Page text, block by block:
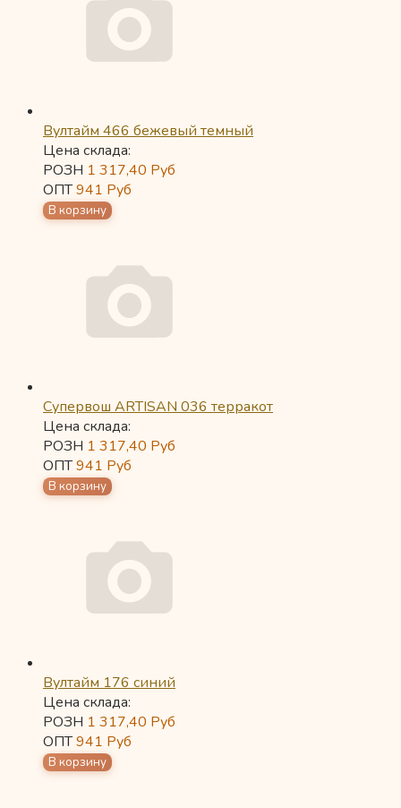
Вултайм 466 бежевый темный
Цена склада:
РОЗН 1 317,40 Руб
ОПТ941 Руб
Супервош ARTISAN 036 терракот
Цена склада:
РОЗН 1 317,40 Руб
ОПТ941 Руб
Вултайм 176 синий
Цена склада:
РОЗН 1 317,40 Руб
ОПТ941 Руб